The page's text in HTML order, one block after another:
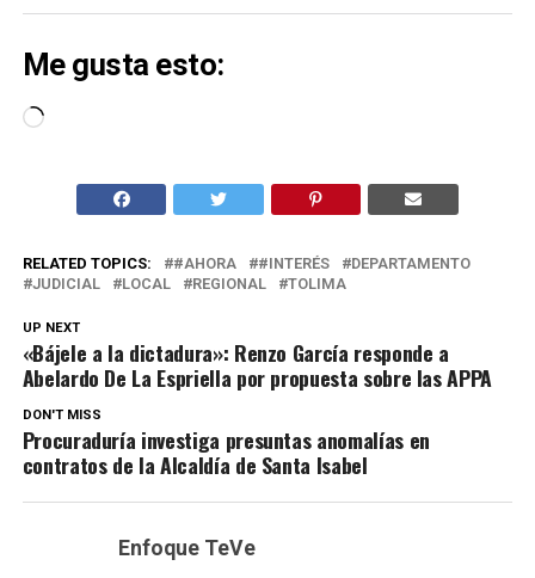
Me gusta esto:
Cargando...
RELATED TOPICS: #AHORA #INTERÉS
DEPARTAMENTO
JUDICIAL
LOCAL REGIONAL TOLIMA
UP NEXT
«Bájele a la dictadura»: Renzo García responde a
Abelardo De La Espriella por propuesta sobre las APPA
DON'T MISS
Procuraduría investiga presuntas anomalías en
contratos de la Alcaldía de Santa Isabel
Enfoque TeVe